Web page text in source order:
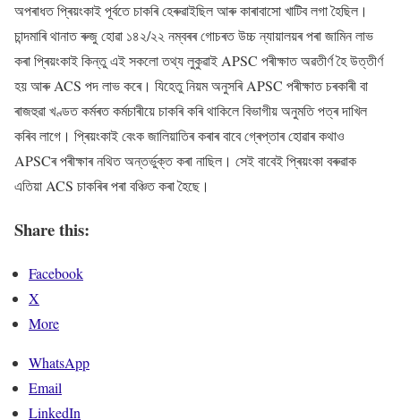
অপৰাধত প্ৰিয়ংকাই পূৰ্বতে চাকৰি হেৰুৱাইছিল আৰু কাৰাবাসো খাটিব লগা হৈছিল।
চান্দমাৰি থানাত ৰুজু হোৱা ১৪২/২২ নম্বৰৰ গোচৰত উচ্চ ন্যায়ালয়ৰ পৰা জামিন লাভ
কৰা প্ৰিয়ংকাই কিন্তু এই সকলো তথ্য লুকুৱাই APSC পৰীক্ষাত অৱতীৰ্ণ হৈ উত্তীৰ্ণ
হয় আৰু ACS পদ লাভ কৰে। যিহেতু নিয়ম অনুসৰি APSC পৰীক্ষাত চৰকাৰী বা
ৰাজহুৱা খণ্ডত কৰ্মৰত কৰ্মচাৰীয়ে চাকৰি কৰি থাকিলে বিভাগীয় অনুমতি পত্ৰ দাখিল
কৰিব লাগে। প্ৰিয়ংকাই বেংক জালিয়াতিৰ কৰাৰ বাবে গ্ৰেপ্তাৰ হোৱাৰ কথাও
APSCৰ পৰীক্ষাৰ নথিত অন্তৰ্ভুক্ত কৰা নাছিল। সেই বাবেই প্ৰিয়ংকা বৰুৱাক
এতিয়া ACS চাকৰিৰ পৰা বঞ্চিত কৰা হৈছে।
Share this:
Facebook
X
More
WhatsApp
Email
LinkedIn